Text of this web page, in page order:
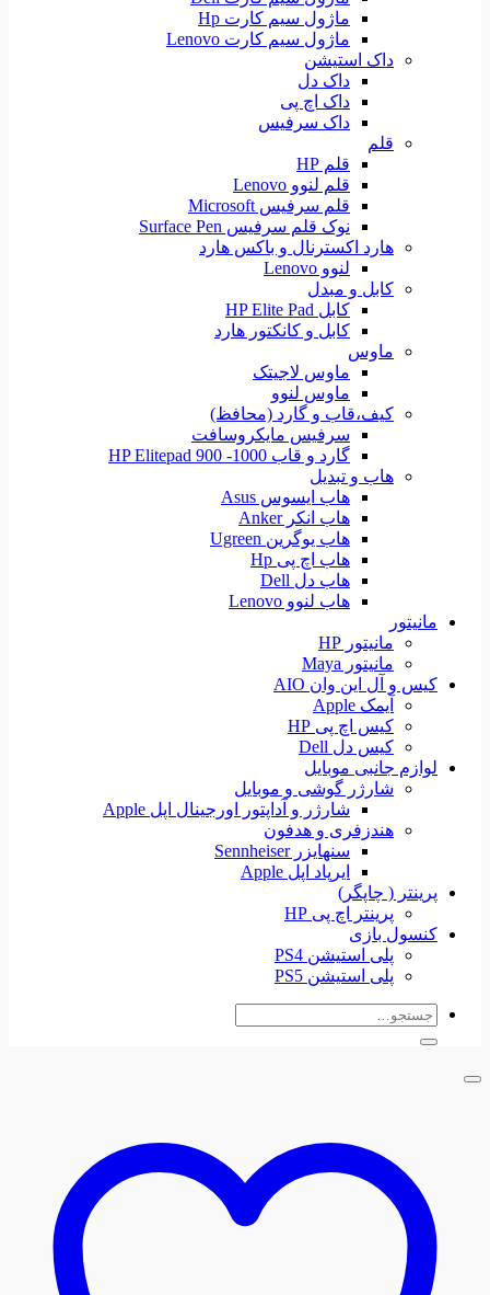
ماژول سیم کارت Hp
ماژول سیم کارت Lenovo
داک استیشن
داک دل
داک اچ پی
داک سرفیس
قلم
قلم HP
قلم لنوو Lenovo
قلم سرفیس Microsoft
نوک قلم سرفیس Surface Pen
هارد اکسترنال و باکس هارد
لنوو Lenovo
کابل و مبدل
کابل HP Elite Pad
کابل و کانکتور هارد
ماوس
ماوس لاجیتک
ماوس لنوو
کیف،قاب و گارد (محافظ)
سرفیس مایکروسافت
گارد و قاب HP Elitepad 900 -1000
هاب و تبدیل
هاب ایسوس Asus
هاب انکر Anker
هاب یوگرین Ugreen
هاب اچ پی Hp
هاب دل Dell
هاب لنوو Lenovo
مانیتور
مانیتور HP
مانیتور Maya
کیس و آل این وان AIO
آیمک Apple
کیس اچ پی HP
کیس دل Dell
لوازم جانبی موبایل
شارژر گوشی و موبایل
شارژر و آداپتور اورجینال اپل Apple
هندزفری و هدفون
سنهایزر Sennheiser
ایرپاد اپل Apple
پرینتر ( چاپگر)
پرینتر اچ پی HP
کنسول بازی
پلی استیشن PS4
پلی استیشن PS5
جستجو